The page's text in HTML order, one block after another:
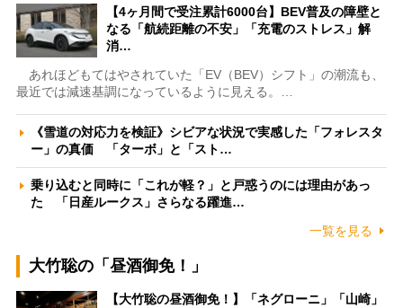
【4ヶ月間で受注累計6000台】BEV普及の障壁と
なる「航続距離の不安」「充電のストレス」解
消…
あれほどもてはやされていた「EV（BEV）シフト」の潮流も、
最近では減速基調になっているように見える。…
《雪道の対応力を検証》シビアな状況で実感した「フォレスタ
ー」の真価 「ターボ」と「スト…
乗り込むと同時に「これが軽？」と戸惑うのには理由があっ
た 「日産ルークス」さらなる躍進…
一覧を見る
大竹聡の「昼酒御免！」
【大竹聡の昼酒御免！】「ネグローニ」「山崎」